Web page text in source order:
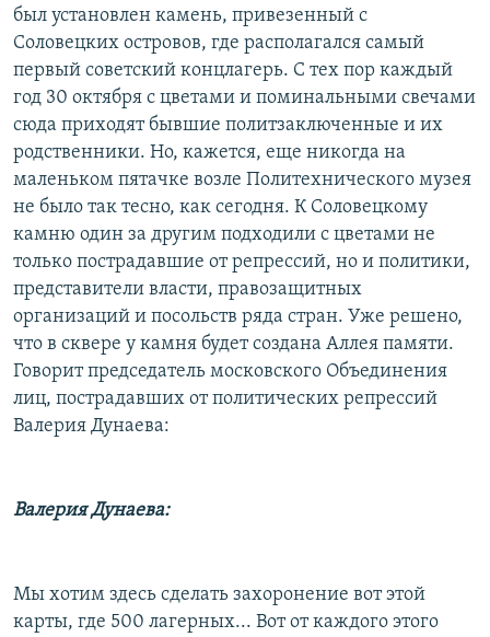
Все сайты РСЕ/РС
был установлен камень, привезенный с
Соловецких островов, где располагался самый
первый советский концлагерь. С тех пор каждый
год 30 октября с цветами и поминальными свечами
сюда приходят бывшие политзаключенные и их
родственники. Но, кажется, еще никогда на
маленьком пятачке возле Политехнического музея
не было так тесно, как сегодня. К Соловецкому
камню один за другим подходили с цветами не
только пострадавшие от репрессий, но и политики,
представители власти, правозащитных
организаций и посольств ряда стран. Уже решено,
что в сквере у камня будет создана Аллея памяти.
Говорит председатель московского Объединения
лиц, пострадавших от политических репрессий
Валерия Дунаева:
Валерия Дунаева:
Мы хотим здесь сделать захоронение вот этой
карты, где 500 лагерных... Вот от каждого этого